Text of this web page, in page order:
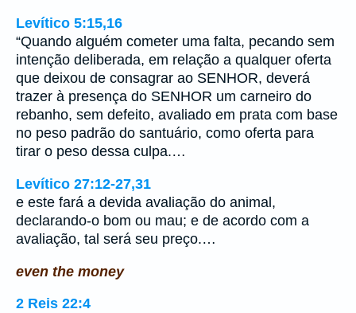
Levítico 5:15,16
“Quando alguém cometer uma falta, pecando sem
intenção deliberada, em relação a qualquer oferta
que deixou de consagrar ao SENHOR, deverá
trazer à presença do SENHOR um carneiro do
rebanho, sem defeito, avaliado em prata com base
no peso padrão do santuário, como oferta para
tirar o peso dessa culpa.…
Levítico 27:12-27,31
e este fará a devida avaliação do animal,
declarando-o bom ou mau; e de acordo com a
avaliação, tal será seu preço.…
even the money
2 Reis 22:4